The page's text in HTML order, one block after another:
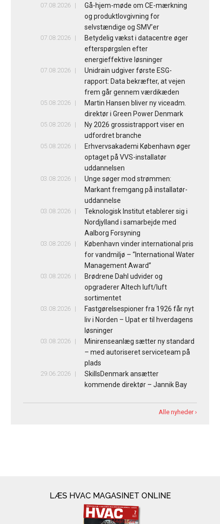
07.08.2026
Gå-hjem-møde om CE-mærkning
og produktlovgivning for
selvstændige og SMV’er
07.08.2026
Betydelig vækst i datacentre øger
efterspørgslen efter
energieffektive løsninger
07.08.2026
Unidrain udgiver første ESG-
rapport: Data bekræfter, at vejen
frem går gennem værdikæden
05.08.2026
Martin Hansen bliver ny viceadm.
direktør i Green Power Denmark
05.08.2026
Ny 2026 grossistrapport viser en
udfordret branche
05.08.2026
Erhvervsakademi København øger
optaget på VVS-installatør
uddannelsen
03.08.2026
Unge søger mod strømmen:
Markant fremgang på installatør-
uddannelse
03.08.2026
Teknologisk Institut etablerer sig i
Nordjylland i samarbejde med
Aalborg Forsyning
03.08.2026
København vinder international pris
for vandmiljø – “International Water
Management Award”
03.08.2026
Brødrene Dahl udvider og
opgraderer Altech luft/luft
sortimentet
03.08.2026
Fastgørelsespioner fra 1926 får nyt
liv i Norden – Upat er til hverdagens
løsninger
03.08.2026
Minirenseanlæg sætter ny standard
– med autoriseret serviceteam på
plads
29.06.2026
SkillsDenmark ansætter
kommende direktør – Jannik Bay
Alle nyheder ›
LÆS HVAC MAGASINET ONLINE